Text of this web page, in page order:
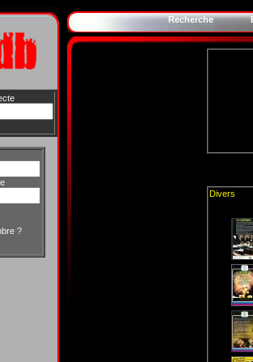
?
Recherche
Divers